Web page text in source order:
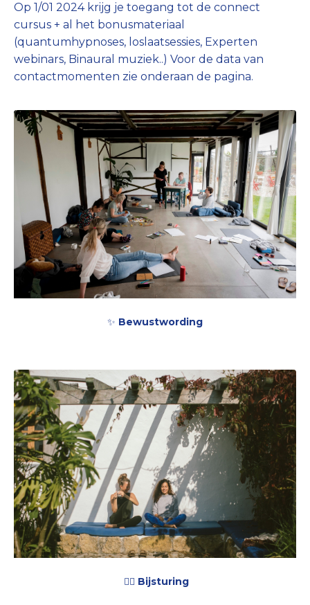
Op 1/01 2024 krijg je toegang tot de connect
cursus + al het bonusmateriaal
(quantumhypnoses, loslaatsessies, Experten
webinars, Binaural muziek..) Voor de data van
contactmomenten zie onderaan de pagina.
✨ Bewustwording
🧘‍♀️ Bijsturing